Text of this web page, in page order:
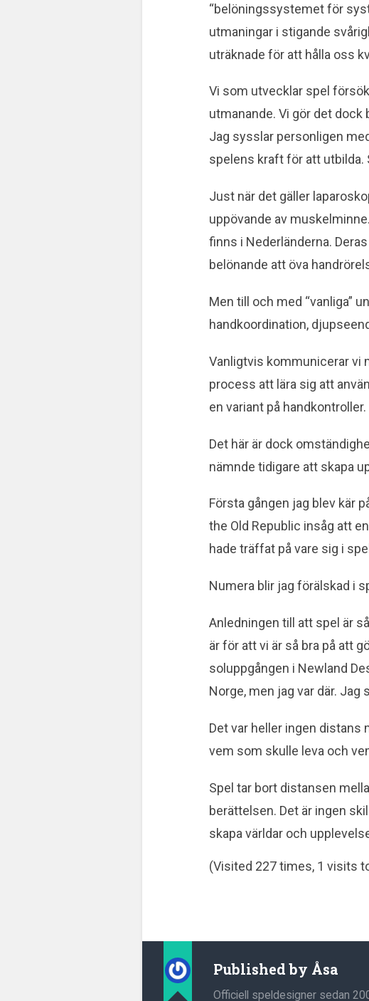
“belöningssystemet för
utmaningar i stigande
uträknade för att hålla oss
Vi som utvecklar spel
utmanande. Vi gör det
Jag sysslar personligen
spelens kraft för att utbilda.
Just när det gäller
uppövande av
finns i Nederländerna.
belönande att öva
Men till och med “vanliga”
handkoordination,
Vanligtvis kommunicerar vi
process att lära sig att
en variant på handkontroller.
Det här är dock
nämnde tidigare att skapa
Första gången jag blev kär
the Old Republic insåg att
hade träffat på vare sig i
Numera blir jag förälskad i
Anledningen till att spel är
är för att vi är så bra på att
soluppgången i Newland
Norge, men jag var där.
Det var heller ingen distans
vem som skulle leva och
Spel tar bort distansen
berättelsen. Det är ingen
skapa världar och
(Visited 227 times, 1 visits
Published by Åsa
Officiell speldesigner sedan